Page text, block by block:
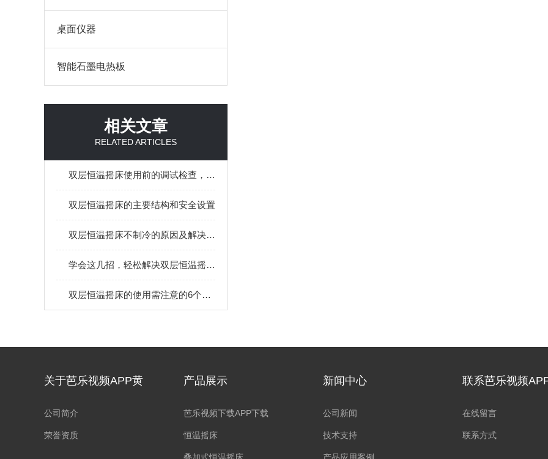
桌面仪器
智能石墨电热板
相关文章
RELATED ARTICLES
双层恒温摇床使用前的调试检查，你了解多少？
双层恒温摇床的主要结构和安全设置
双层恒温摇床不制冷的原因及解决方法
学会这几招，轻松解决双层恒温摇床温度问题
双层恒温摇床的使用需注意的6个要点
关于芭乐视频APP黄
公司简介
荣誉资质
产品展示
芭乐视频下载APP下载
恒温摇床
新闻中心
公司新闻
技术支持
联系芭乐视频
在线留言
联系方式